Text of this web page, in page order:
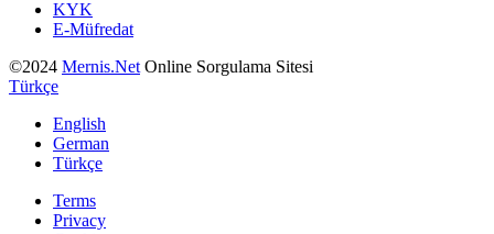
KYK
E-Müfredat
©2024 Mernis.Net Online Sorgulama Sitesi
Türkçe
English
German
Türkçe
Terms
Privacy